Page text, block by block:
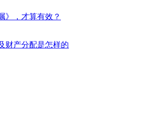
》，才算有效？
财产分配是怎样的